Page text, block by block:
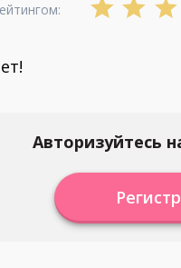
Авторизуйтесь